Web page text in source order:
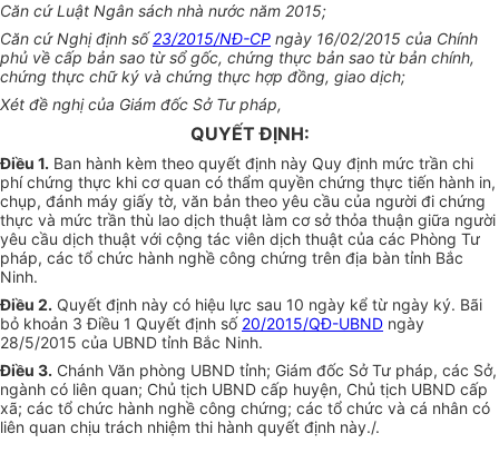
Căn cứ Luật Ngân sách nhà nước năm 2015;
Căn cứ Nghị định số23/2015/NĐ-CP ngày 16/02/2015 của Chính
phủ về cấp bản sao từ sổ gốc, chứng thực bản sao từ bản chính,
chứng thực chữ ký và chứng thực hợp đồng, giao dịch;
Xét đề nghị của Giám đốc Sở Tư pháp,
QUYẾT ĐỊNH:
Điều 1. Ban hành kèm theo quyết định này Quy định mức trần chi
phí chứng thực khi cơ quan có thẩm quyền chứng thực tiến hành in,
chụp, đánh máy giấy tờ, văn bản theo yêu cầu của người đi chứng
thực và mức trần thù lao dịch thuật làm cơ sởthỏa thuận giữa người
yêu cầu dịch thuật với cộng tác viên dịch thuật của các Phòng Tư
pháp, các tổ chức hành nghề công chứng trên địa bàn tỉnh Bắc
Ninh.
Điều 2. Quyết định này có hiệu lực sau 10 ngày kể từ ngày ký. Bãi
bỏ khoản 3 Điều 1 Quyết định số 20/2015/QĐ-UBND ngày
28/5/2015 của UBND tỉnh Bắc Ninh.
Điều 3. Chánh Văn phòng UBND tỉnh; Giám đốc Sở Tư pháp, các Sở,
ngành có liên quan; Chủ tịch UBND cấp huyện, Chủ tịch UBND cấp
xã; các tổ chức hành nghề công chứng; các tổ chức và cá nhân có
liên quan chịu trách nhiệm thi hành quyết định này./.